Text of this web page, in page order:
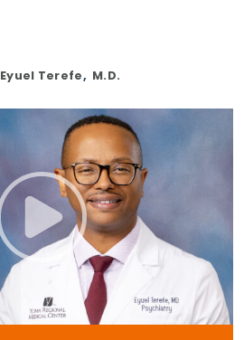
Eyuel Terefe, M.D.